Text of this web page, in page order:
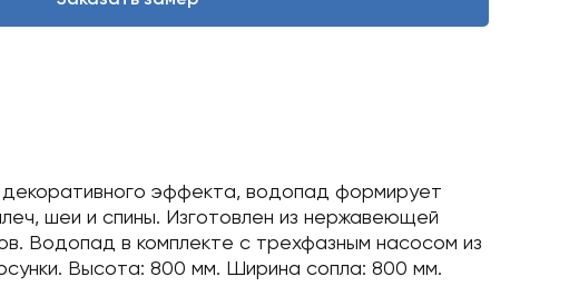
эффекта, водопад формирует
шеи и спины. Изготовлен из нержавеющей
Водопад в комплекте с трехфазным насосом из
Высота: 800 мм. Ширина сопла: 800 мм.